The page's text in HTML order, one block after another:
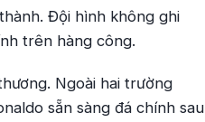
Đội hình không ghi
trên hàng công.
Ngoài hai trường
sẵn sàng đá chính sau